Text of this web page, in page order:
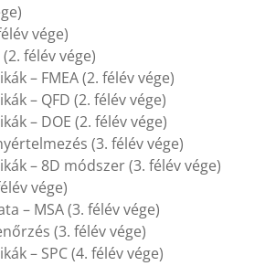
vége)
félév vége)
– FMEA (2. félév vége)
– QFD (2. félév vége)
– DOE (2. félév vége)
(3. félév vége)
– 8D módszer (3. félév vége)
vége)
– MSA (3. félév vége)
(3. félév vége)
– SPC (4. félév vége)